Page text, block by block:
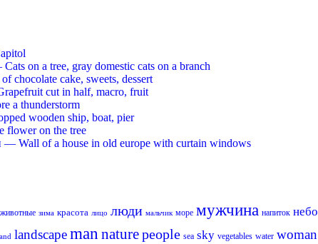
on a tree, gray domestic cats on a branch
chocolate cake, sweets, dessert
cut in half, macro, fruit
a thunderstorm
wooden ship, boat, pier
flower on the tree
— Wall of a house in old europe with curtain windows
животные зима красота лицо люди мальчик море мужчина напиток небо
landscapeman naturepeople sea sky vegetables water woman